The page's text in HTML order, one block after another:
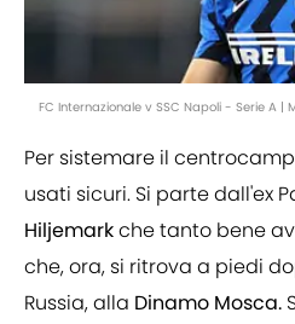
FC Internazionale v SSC Napoli - Serie A |
Per sistemare il
usati sicuri. Si parte dall'ex
Hiljemarkche tanto bene
che, ora, si ritrova a piedi
Russia, alla Dinamo Mosca.